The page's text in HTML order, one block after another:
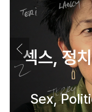
섹스, 정
Sex,